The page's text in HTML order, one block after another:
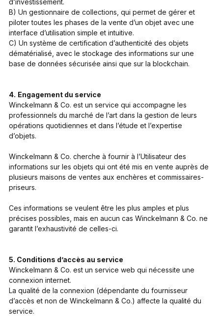
d’investissement.
B) Un gestionnaire de collections, qui permet de gérer et
piloter toutes les phases de la vente d’un objet avec une
interface d’utilisation simple et intuitive.
C) Un système de certification d’authenticité des objets
dématérialisé, avec le stockage des informations sur une
base de données sécurisée ainsi que sur la blockchain.
4. Engagement du service
Winckelmann & Co. est un service qui accompagne les
professionnels du marché de l’art dans la gestion de leurs
opérations quotidiennes et dans l’étude et l’expertise
d’objets.
Winckelmann & Co. cherche à fournir à l’Utilisateur des
informations sur les objets qui ont été mis en vente auprès de
plusieurs maisons de ventes aux enchères et commissaires-
priseurs.
Ces informations se veulent être les plus amples et plus
précises possibles, mais en aucun cas Winckelmann & Co. ne
garantit l’exhaustivité de celles-ci.
5. Conditions d’accès au service
Winckelmann & Co. est un service web qui nécessite une
connexion internet.
La qualité de la connexion (dépendante du fournisseur
d’accès et non de Winckelmann & Co.) affecte la qualité du
service.